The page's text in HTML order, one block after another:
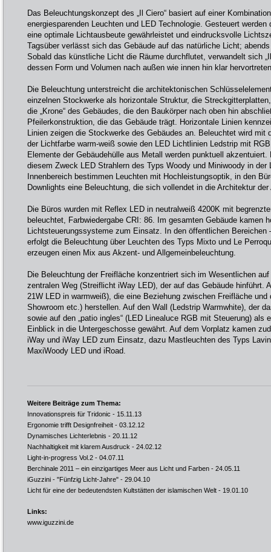
Das Beleuchtungskonzept des „Il Ciero“ basiert auf einer
energiesparenden Leuchten und LED Technologie. Gesteuert
eine optimale Lichtausbeute gewährleistet und eindrucksvolle
Tagsüber verlässt sich das Gebäude auf das natürliche Licht;
Sobald das künstliche Licht die Räume durchflutet, verwandelt sich
dessen Form und Volumen nach außen wie innen hin klar
Die Beleuchtung unterstreicht die architektonischen
einzelnen Stockwerke als horizontale Struktur, die
die „Krone“ des Gebäudes, die den Baukörper nach oben hin
Pfeilerkonstruktion, die das Gebäude trägt. Horizontale Linien
Linien zeigen die Stockwerke des Gebäudes an. Beleuchtet wird mit
der Lichtfarbe warm-weiß sowie den LED Lichtlinien Ledstrip mit
Elemente der Gebäudehülle aus Metall werden punktuell
diesem Zweck LED Strahlern des Typs Woody und Miniwoody in
Innenbereich bestimmen Leuchten mit Hochleistungsoptik, in den
Downlights eine Beleuchtung, die sich vollendet in die Architektur
Die Büros wurden mit Reflex LED in neutralweiß 4200K mit
beleuchtet, Farbwiedergabe CRI: 86. Im gesamten Gebäude kamen
Lichtsteuerungssysteme zum Einsatz. In den öffentlichen Bereichen
erfolgt die Beleuchtung über Leuchten des Typs Mixto und Le
erzeugen einen Mix aus Akzent- und Allgemeinbeleuchtung.
Die Beleuchtung der Freifläche konzentriert sich im Wesentlichen
zentralen Weg (Streiflicht iWay LED), der auf das Gebäude hinführt.
21W LED in warmweiß), die eine Beziehung zwischen Freifläche und
Showroom etc.) herstellen. Auf den Wall (Ledstrip Warmwhite), der
sowie auf den „patio ingles“ (LED Linealuce RGB mit Steuerung) als
Einblick in die Untergeschosse gewährt. Auf dem Vorplatz kamen
iWay und iWay LED zum Einsatz, dazu Mastleuchten des Typs
MaxiWoody LED und iRoad.
Weitere Beiträge zum Thema:
Innovationspreis für Tridonic - 15.11.13
Ergonomie trifft Designfreiheit - 03.12.12
Dynamisches Lichterlebnis - 20.11.12
Nachhaltigkeit mit klarem Ausdruck - 24.02.12
Light-in-progress Vol.2 - 04.07.11
Berchinale 2011 – ein einzigartiges Meer aus Licht und Farben - 24.05.11
iGuzzini - "Fünfzig Licht-Jahre" - 29.04.10
Licht für eine der bedeutendsten Kultstätten der islamischen Welt - 19.01.10
Links:
www.iguzzini.de